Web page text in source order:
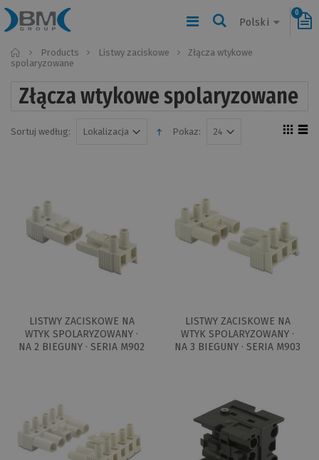
Polski
0
Home
Products Listwy zaciskowe
Złącza wtykowe
spolaryzowane
Złącza wtykowe spolaryzowane
Sortuj według: Pokaz:
LISTWY ZACISKOWE NA
WTYK SPOLARYZOWANY ·
NA 2 BIEGUNY · SERIA M902
LISTWY ZACISKOWE NA
WTYK SPOLARYZOWANY ·
NA 3 BIEGUNY · SERIA M903